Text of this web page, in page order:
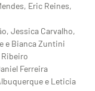
Eric Reines,
Jessica Carvalho,
e Bianca Zuntini
Ribeiro
Ferreira
e Leticia